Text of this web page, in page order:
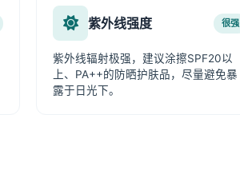
紫外线强度 很强
紫外线辐射极强，建议涂擦SPF20以
上、PA++的防晒护肤品，尽量避免暴
露于日光下。